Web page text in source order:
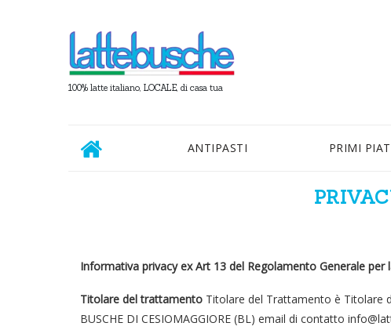
100% latte italiano, LOCALE, di casa tua
ANTIPASTI PRIMI
Informativa privacy ex Art 13 del Regolamento Generale
Titolare del trattamento Titolare del Trattamento è Titolare
BUSCHE DI CESIOMAGGIORE (BL) email di contatto